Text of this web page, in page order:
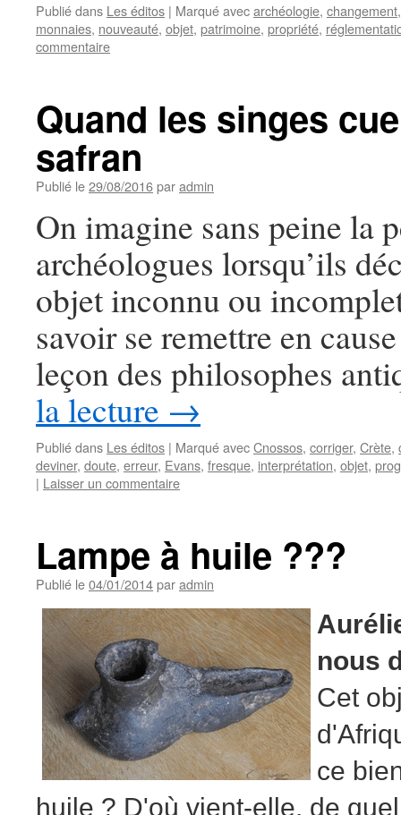
Publié dans Les éditos | Marqué avecarchéologie, changement
monnaies, nouveauté, objet, patrimoine, propriété,
commentaire
Quand les singes
safran
Publié le29/08/2016paradmin
On imagine sans peine la
archéologues lorsqu’ils
objet inconnu ou
savoir se remettre en
leçon des philosophes
la lecture →
Publié dans Les éditos | Marqué avecCnossos, corriger, Crète,
deviner, doute, erreur, Evans, fresque, interprétation, objet,
| Laisser un commentaire
Lampe à huile ???
Publié le04/01/2014paradmin
nous
Cet
ce
huile ? D'où vient-elle, de